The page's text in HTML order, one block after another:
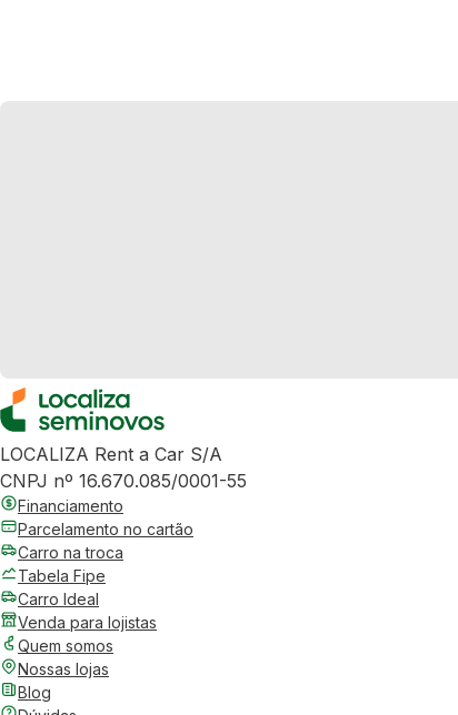
LOCALIZA Rent a Car S/A
CNPJ nº 16.670.085/0001-55
Financiamento
Parcelamento no cartão
Carro na troca
Tabela Fipe
Carro Ideal
Venda para lojistas
Quem somos
Nossas lojas
Blog